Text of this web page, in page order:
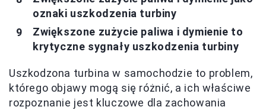
oznaki uszkodzenia turbiny
Zwiększone zużycie paliwa i dymienie to
krytyczne sygnały uszkodzenia turbiny
Uszkodzona turbina w samochodzie to problem,
którego objawy mogą się różnić, a ich właściwe
rozpoznanie jest kluczowe dla zachowania